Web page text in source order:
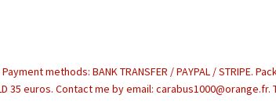
methods: BANK TRANSFER / PAYPAL / STRIPE.
35 euros. Contact me by email: carabus1000@orange.fr.